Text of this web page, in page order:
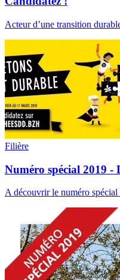
Acteur d’une transition
Filière
Numéro spécial 2019 -
A découvrir le numéro